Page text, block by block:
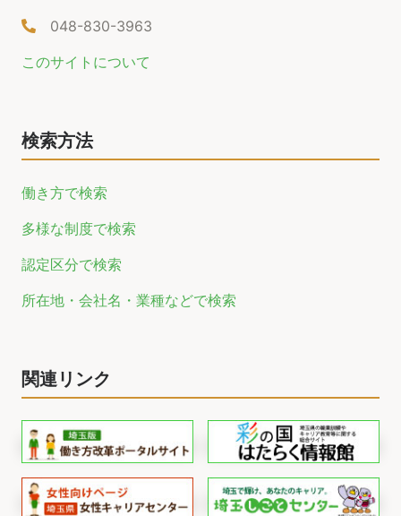
048-830-3963
このサイトについて
検索方法
働き方で検索
多様な制度で検索
認定区分で検索
所在地・会社名・業種などで検索
関連リンク